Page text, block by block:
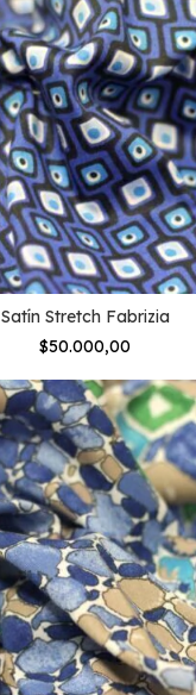
Satín Stretch Fabrizia
$50.000,00